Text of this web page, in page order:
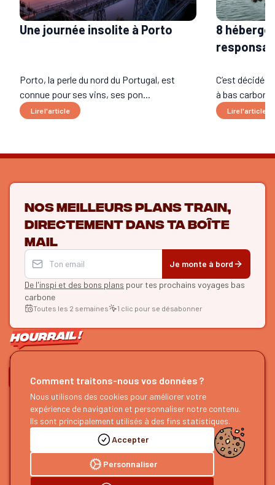
Une journée insolite à Porto
Porto, la perle du nord du Portugal, est
connue pour ses vins, ses pon...
Lire l'article
8
C’est décidé,
à bas
Lire l'article
Nos meilleurs plans train,
directement dans ta boîte
mail
Je monte à bord
De l'inspi et des bons plans pour tes prochains voyages bas
carbone
Toutes les 2 semaines 1 clic pour se désabonner
ON SE SUIT ?
HOURRAIL !
À propos
Devenir partenaire
Nous faire un retour
EXPLORER
Recherche d'itinéraires
Nos guides
Notre blog
Notre podcast
Accepter
Personnaliser
Comment traitons-nous vos données ?
Nous utilisons des cookies pour améliorer votre
expérience de navigation et personnaliser notre contenu.
Ils sont principalement utilisés à des fins statistiques.